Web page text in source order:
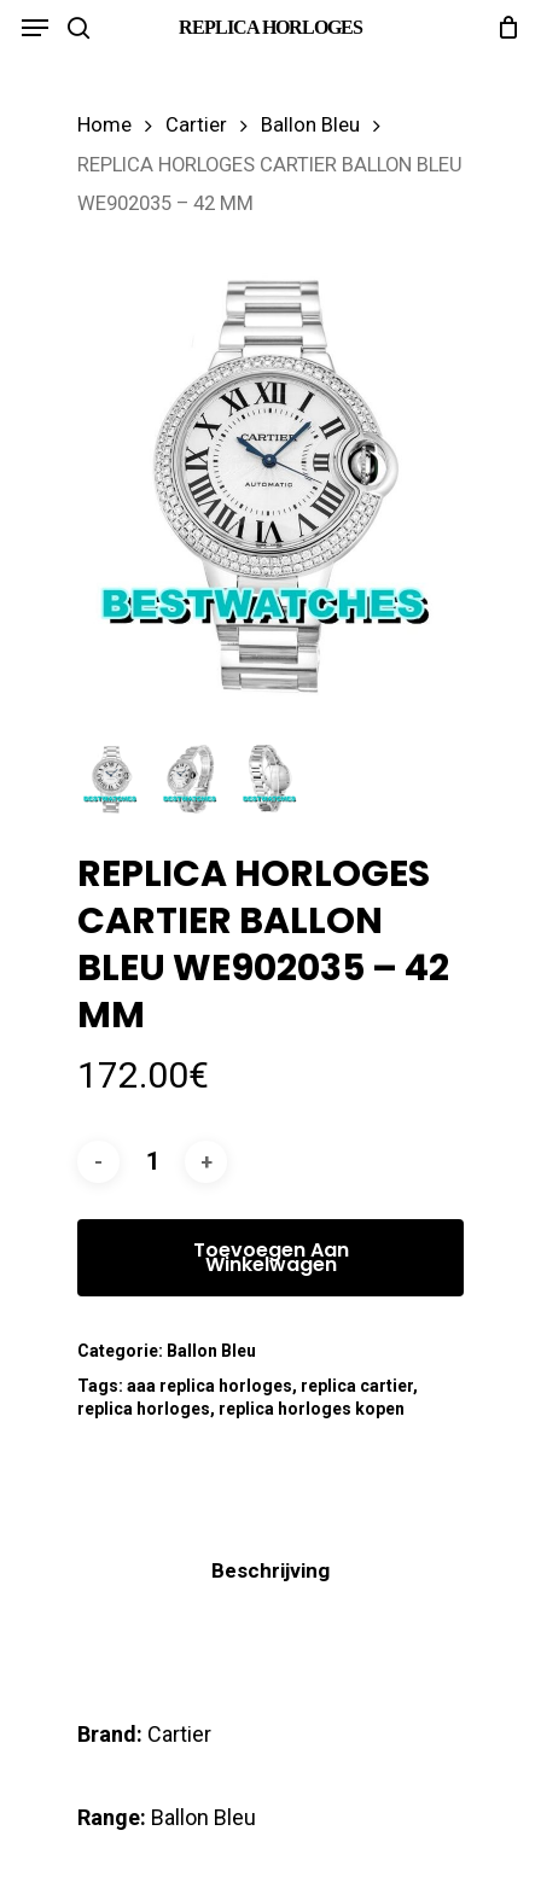
Skip
REPLICA HORLOGES
Menu
Home Cartier
Ballon Bleu
REPLICA HORLOGES CARTIER BALLON BLEU
WE902035 – 42 MM
REPLICA HORLOGES
CARTIER BALLON
BLEU WE902035 – 42
MM
172.00€
Toevoegen Aan
Winkelwagen
Categorie: Ballon Bleu
Tags: aaa replica horloges, replica cartier,
replica horloges, replica horloges kopen
Beschrijving
Brand: Cartier
Range: Ballon Bleu